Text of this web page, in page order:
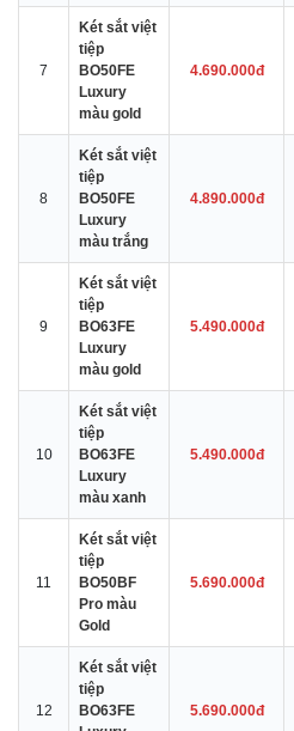
7
Két sắt việt
tiệp
BO50FE
Luxury
màu gold
4.690.000đ
8
Két sắt việt
tiệp
BO50FE
Luxury
màu trắng
4.890.000đ
9
Két sắt việt
tiệp
BO63FE
Luxury
màu gold
5.490.000đ
10
Két sắt việt
tiệp
BO63FE
Luxury
màu xanh
5.490.000đ
11
Két sắt việt
tiệp
BO50BF
Pro màu
Gold
5.690.000đ
12
Két sắt việt
tiệp
BO63FE
5.690.000đ